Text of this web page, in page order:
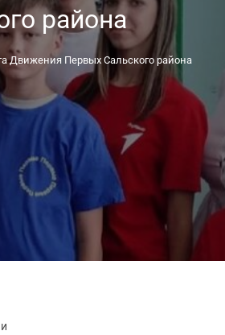
района
Движения Первых Сальского района